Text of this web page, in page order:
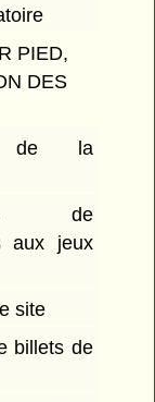
PIED,
DES
de la
de
aux jeux
site
billets de